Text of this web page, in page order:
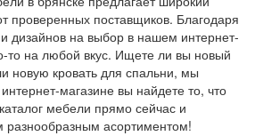
проверенных поставщиков. Благодаря
дизайнов на выбор в нашем интернет-
то на любой вкус. Ищете ли вы новый
новую кровать для спальни, мы
магазине вы найдете то, что
мебели прямо сейчас и
разнообразным асортиментом!